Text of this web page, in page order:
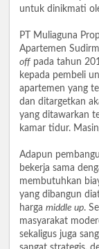
untuk dinikmati
PT Muliaguna
Apartemen
off pada tahun
kepada pembeli
apartemen yang
dan ditargetkan
yang ditawarkan
kamar tidur.
Adapun
bekerja sama
membutuhkan
yang dibangun
harga middle up.
masyarakat
sekaligus juga